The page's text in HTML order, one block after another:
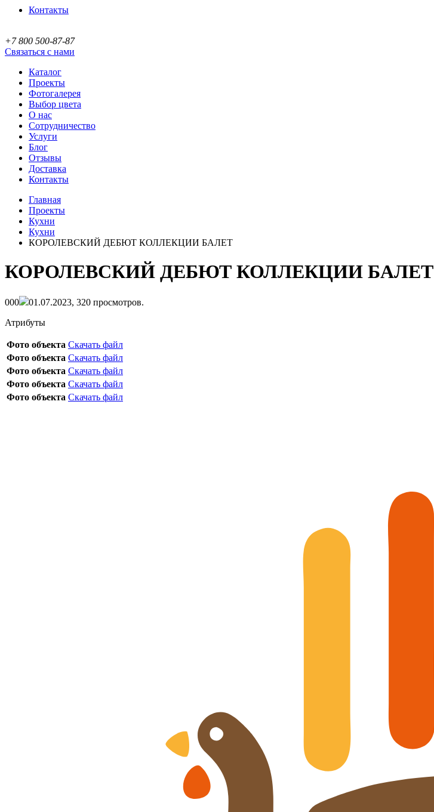
Контакты
+7 800 500-87-87
Связаться с нами
Каталог
Проекты
Фотогалерея
Выбор цвета
О нас
Сотрудничество
Услуги
Блог
Отзывы
Доставка
Контакты
Главная
Проекты
Кухни
Кухни
КОРОЛЕВСКИЙ ДЕБЮТ КОЛЛЕКЦИИ БАЛЕТ
КОРОЛЕВСКИЙ ДЕБЮТ КОЛЛЕКЦИИ БАЛЕТ
000 01.07.2023, 320 просмотров.
Атрибуты
Фото объекта Скачать файл
Фото объекта Скачать файл
Фото объекта Скачать файл
Фото объекта Скачать файл
Фото объекта Скачать файл